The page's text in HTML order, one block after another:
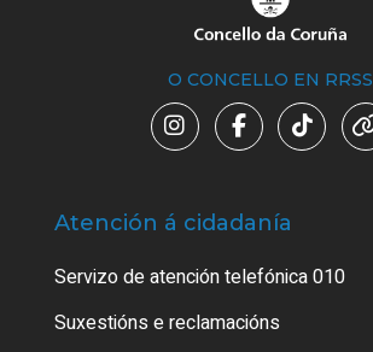
O CONCELLO EN RRSS
Atención á cidadanía
Servizo de atención telefónica 010
Suxestións e reclamacións